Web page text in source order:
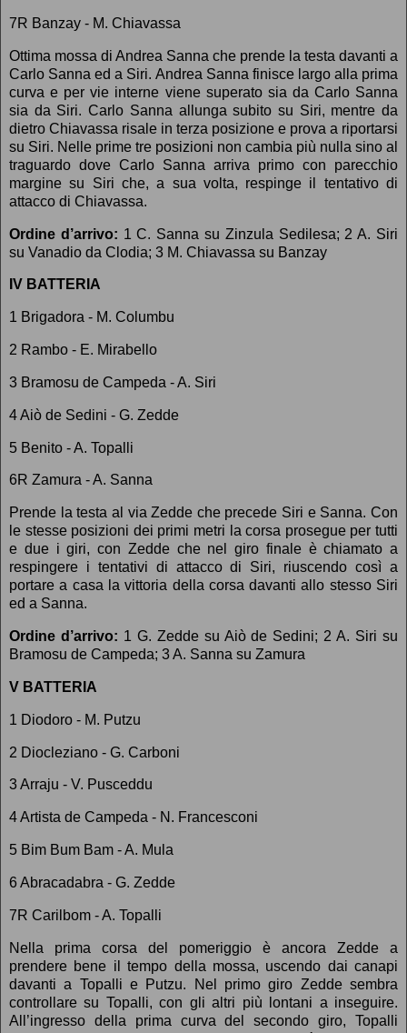
7R Banzay - M. Chiavassa
Ottima mossa di Andrea Sanna che prende la testa davanti a
Carlo Sanna ed a Siri. Andrea Sanna finisce largo alla prima
curva e per vie interne viene superato sia da Carlo Sanna
sia da Siri. Carlo Sanna allunga subito su Siri, mentre da
dietro Chiavassa risale in terza posizione e prova a riportarsi
su Siri. Nelle prime tre posizioni non cambia più nulla sino al
traguardo dove Carlo Sanna arriva primo con parecchio
margine su Siri che, a sua volta, respinge il tentativo di
attacco di Chiavassa.
Ordine d’arrivo: 1 C. Sanna su Zinzula Sedilesa; 2 A. Siri
su Vanadio da Clodia; 3 M. Chiavassa su Banzay
IV BATTERIA
1 Brigadora - M. Columbu
2 Rambo - E. Mirabello
3 Bramosu de Campeda - A. Siri
4 Aiò de Sedini - G. Zedde
5 Benito - A. Topalli
6R Zamura - A. Sanna
Prende la testa al via Zedde che precede Siri e Sanna. Con
le stesse posizioni dei primi metri la corsa prosegue per tutti
e due i giri, con Zedde che nel giro finale è chiamato a
respingere i tentativi di attacco di Siri, riuscendo così a
portare a casa la vittoria della corsa davanti allo stesso Siri
ed a Sanna.
Ordine d’arrivo: 1 G. Zedde su Aiò de Sedini; 2 A. Siri su
Bramosu de Campeda; 3 A. Sanna su Zamura
V BATTERIA
1 Diodoro - M. Putzu
2 Diocleziano - G. Carboni
3 Arraju - V. Pusceddu
4 Artista de Campeda - N. Francesconi
5 Bim Bum Bam - A. Mula
6 Abracadabra - G. Zedde
7R Carilbom - A. Topalli
Nella prima corsa del pomeriggio è ancora Zedde a
prendere bene il tempo della mossa, uscendo dai canapi
davanti a Topalli e Putzu. Nel primo giro Zedde sembra
controllare su Topalli, con gli altri più lontani a inseguire.
All’ingresso della prima curva del secondo giro, Topalli